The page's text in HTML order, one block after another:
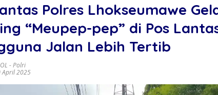
Polres Lhokseumawe
“Meupep-pep” di Pos
Jalan Lebih Tertib
-Polri
April 2025